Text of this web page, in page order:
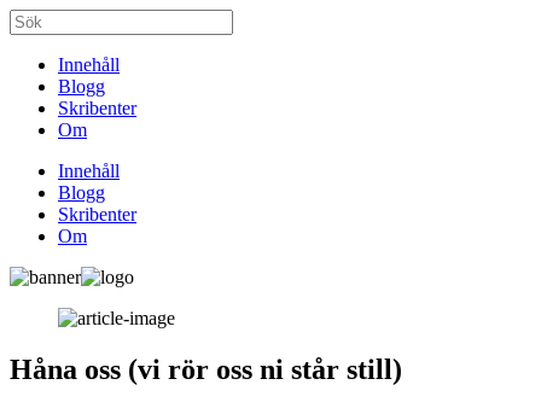
Innehåll
Blogg
Skribenter
Om
Innehåll
Blogg
Skribenter
Om
Håna oss (vi rör oss ni står still)